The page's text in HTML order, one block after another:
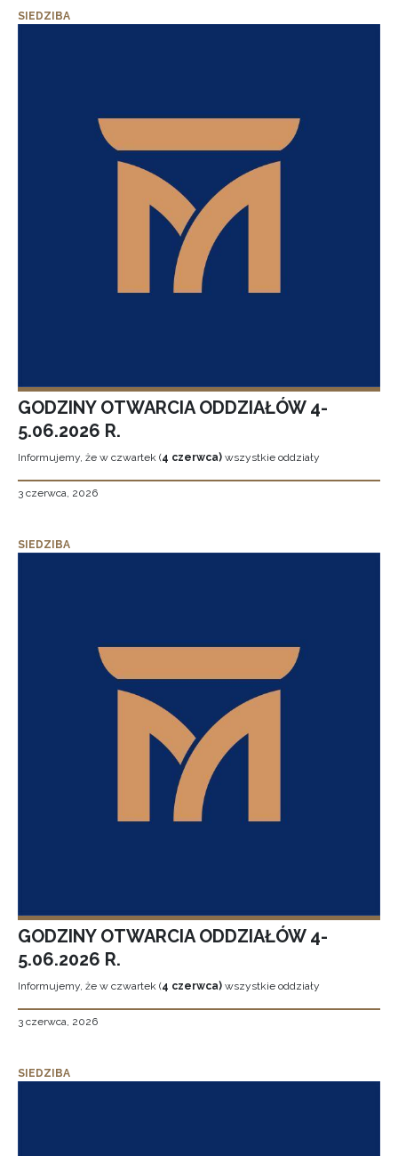
SIEDZIBA
GODZINY OTWARCIA ODDZIAŁÓW 4-
5.06.2026 R.
Informujemy, że w czwartek (4 czerwca) wszystkie oddziały
3 czerwca, 2026
SIEDZIBA
GODZINY OTWARCIA ODDZIAŁÓW 4-
5.06.2026 R.
Informujemy, że w czwartek (4 czerwca) wszystkie oddziały
3 czerwca, 2026
SIEDZIBA